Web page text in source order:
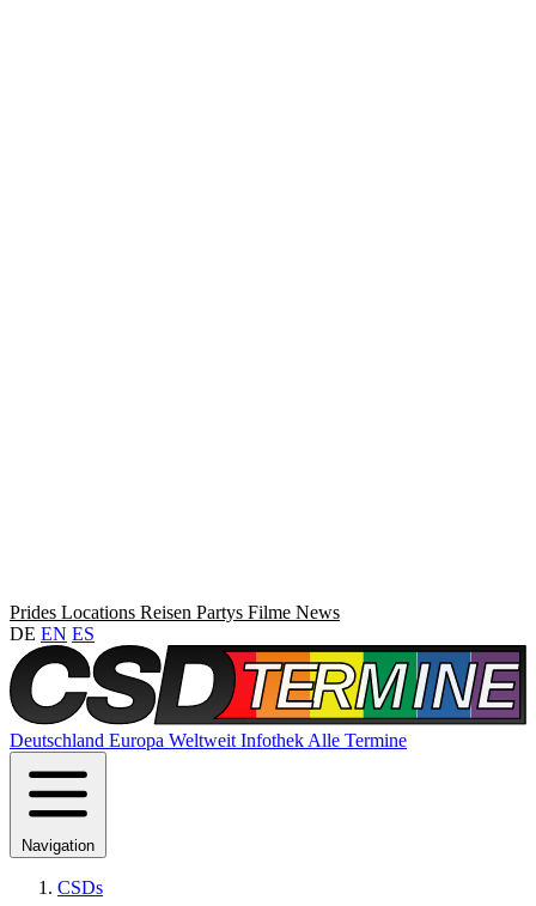
Prides Locations Reisen Partys Filme News
DE EN ES
Deutschland Europa Weltweit Infothek Alle Termine
Navigation
CSDs